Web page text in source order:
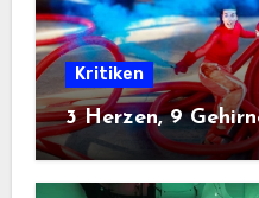
Kritiken
3 Herzen, 9